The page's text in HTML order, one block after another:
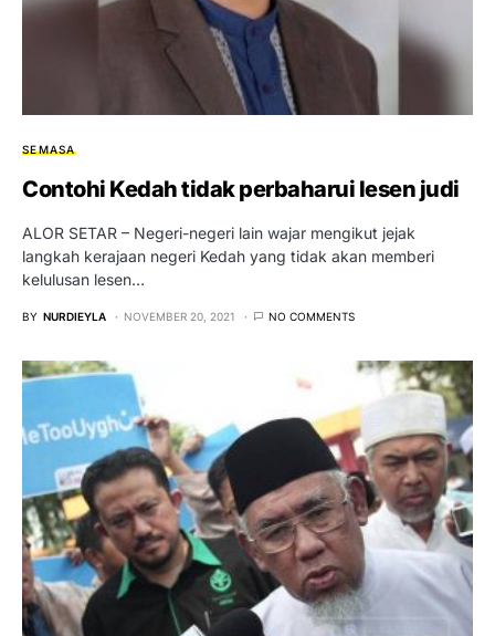
SEMASA
Contohi Kedah tidak perbaharui lesen judi
ALOR SETAR – Negeri-negeri lain wajar mengikut jejak
langkah kerajaan negeri Kedah yang tidak akan memberi
kelulusan lesen…
BY NURDIEYLA NOVEMBER 20, 2021 NO COMMENTS